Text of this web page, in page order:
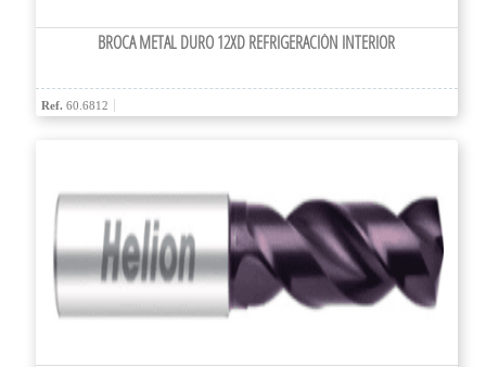
BROCA METAL DURO 12XD REFRIGERACIÓN INTERIOR
Ref. 60.6812